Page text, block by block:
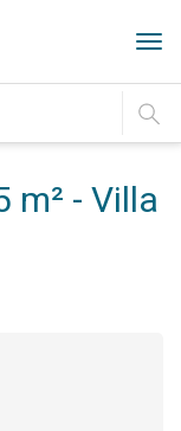
IR
m² - Villa